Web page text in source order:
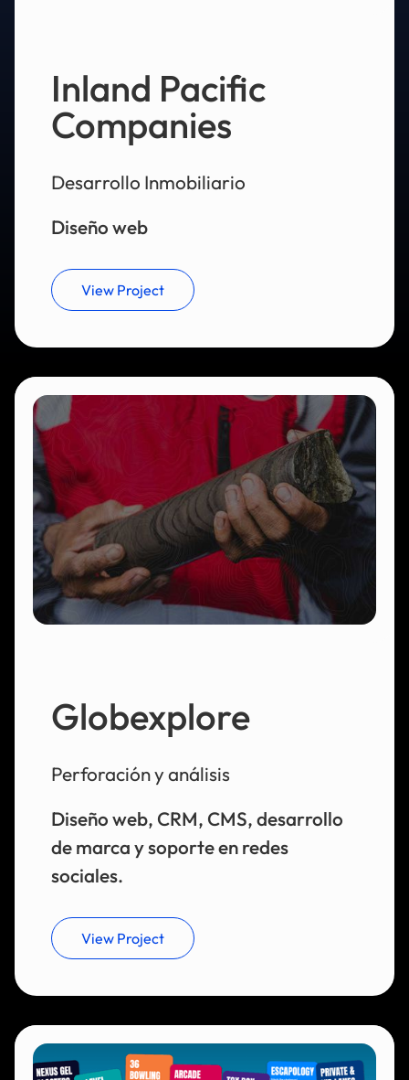
Inland Pacific
Companies
Desarrollo Inmobiliario
Diseño web
View Project
Globexplore
Perforación y análisis
Diseño web, CRM, CMS, desarrollo
de marca y soporte en redes
sociales.
View Project